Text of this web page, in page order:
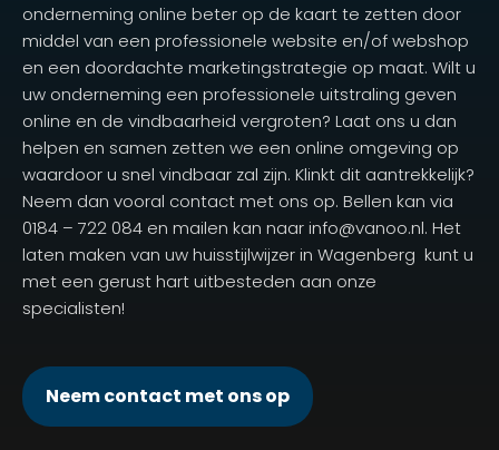
onderneming online beter op de kaart te zetten door
middel van een professionele website en/of webshop
en een doordachte marketingstrategie op maat. Wilt u
uw onderneming een professionele uitstraling geven
online en de vindbaarheid vergroten? Laat ons u dan
helpen en samen zetten we een online omgeving op
waardoor u snel vindbaar zal zijn. Klinkt dit aantrekkelijk?
Neem dan vooral contact met ons op. Bellen kan via
0184 – 722 084 en mailen kan naar info@vanoo.nl. Het
laten maken van uw huisstijlwijzer in Wagenberg kunt u
met een gerust hart uitbesteden aan onze
specialisten!
Neem contact met ons op